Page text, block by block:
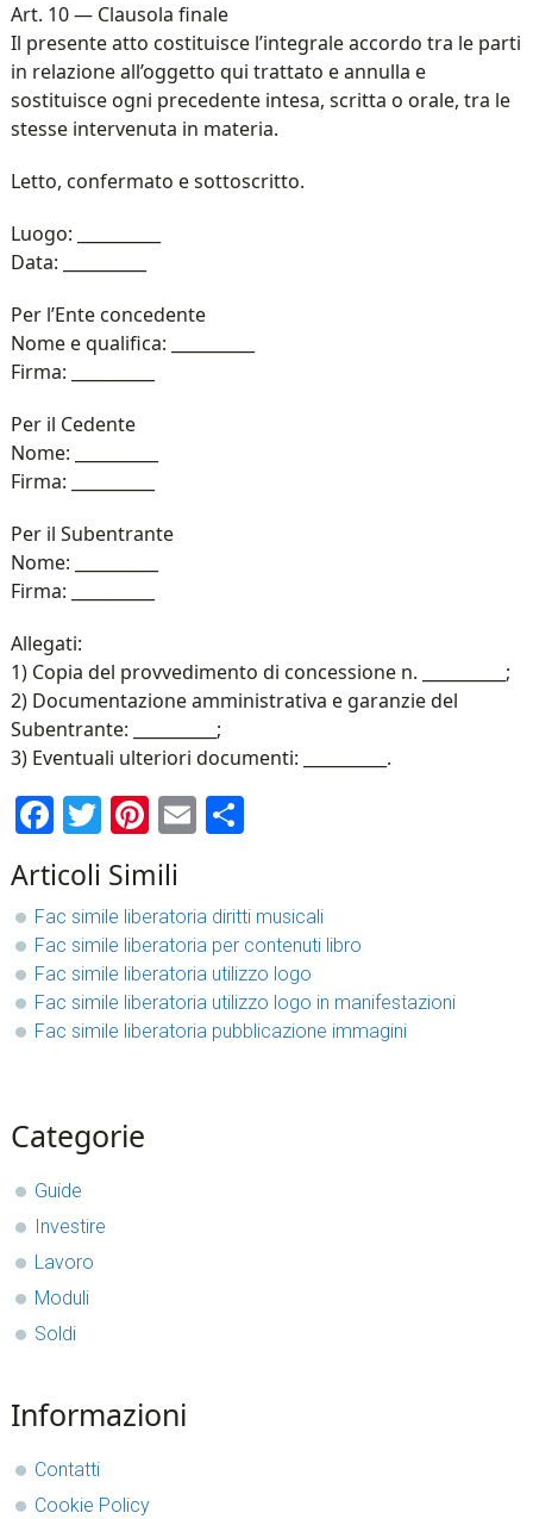
Art. 10 — Clausola finale
Il presente atto costituisce l’integrale accordo tra le parti
in relazione all’oggetto qui trattato e annulla e
sostituisce ogni precedente intesa, scritta o orale, tra le
stesse intervenuta in materia.
Letto, confermato e sottoscritto.
Luogo: __________
Data: __________
Per l’Ente concedente
Nome e qualifica: __________
Firma: __________
Per il Cedente
Nome: __________
Firma: __________
Per il Subentrante
Nome: __________
Firma: __________
Allegati:
1) Copia del provvedimento di concessione n. __________;
2) Documentazione amministrativa e garanzie del
Subentrante: __________;
3) Eventuali ulteriori documenti: __________.
Facebook
Twitter
Pinterest
EmailCondividi
Articoli Simili
Fac simile liberatoria diritti musicali​
Fac simile liberatoria per contenuti libro​
Fac simile liberatoria utilizzo logo​
Fac simile liberatoria utilizzo logo in manifestazioni​
Fac simile liberatoria pubblicazione immagini​
sidebar
Blog
Categorie
Guide
Investire
Lavoro
Moduli
Soldi
Informazioni
Contatti
Cookie Policy